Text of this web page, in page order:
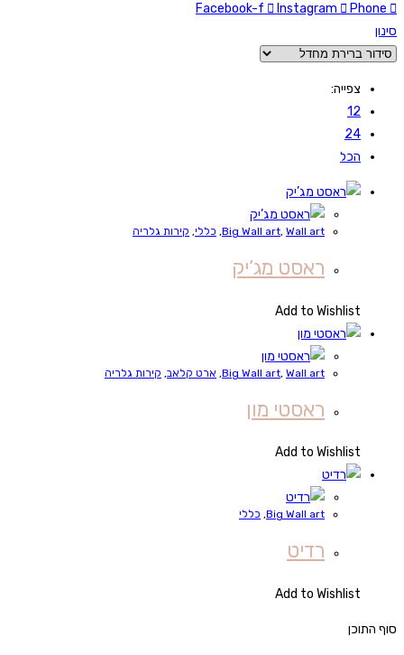
Facebook-f Instagram
Phone
סינון
צפייה:
12
24
הכל
Big Wall art, Wall art
, כללי, קירות גלריה
ראסט מג’יק
Add to Wishlist
Big Wall art, Wall art
, ארט קלאב, קירות גלריה
ראסטי מון
Add to Wishlist
Big Wall art
, כללי
רדיט
Add to Wishlist
סוף התוכן